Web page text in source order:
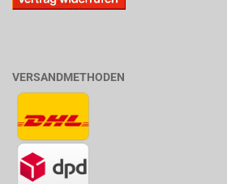
VERSANDMETHODEN